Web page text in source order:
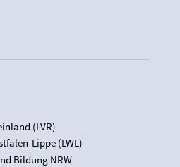
(LVR)
Lippe (LWL)
Bildung NRW